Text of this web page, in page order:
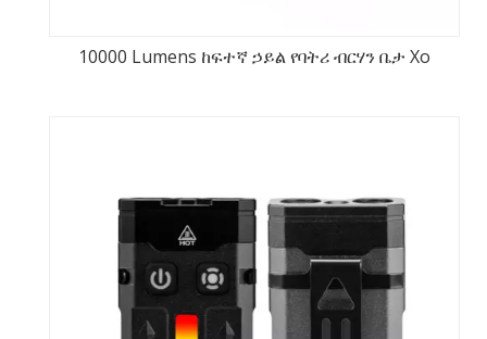
10000 Lumens ከፍተኛ ኃይል የባትሪ ብርሃን ቤታ Xo